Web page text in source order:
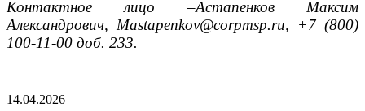
Контактное лицо –Астапенков Максим
Александрович, Mastapenkov@corpmsp.ru, +7 (800)
100-11-00 доб. 233.
14.04.2026